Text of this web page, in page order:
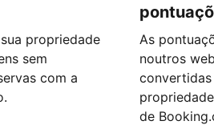
propriedade
sem
com a
As
noutros
de